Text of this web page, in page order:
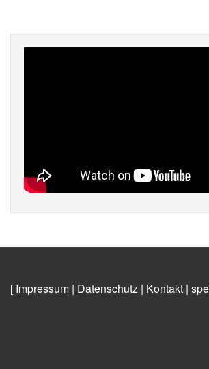
[ Impressum | Datenschutz | Kontakt |